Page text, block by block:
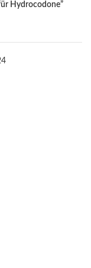
Hydrocodone”